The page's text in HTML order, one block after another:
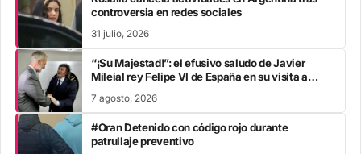
controversia en redes sociales
31 julio, 2026
“¡Su Majestad!”: el efusivo saludo de Javier
Mileial rey Felipe VI de España en su visita a
7 agosto, 2026
#Oran Detenido con código rojo durante
patrullaje preventivo